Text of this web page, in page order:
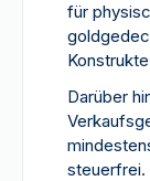
für
Darüber
steuerfrei.